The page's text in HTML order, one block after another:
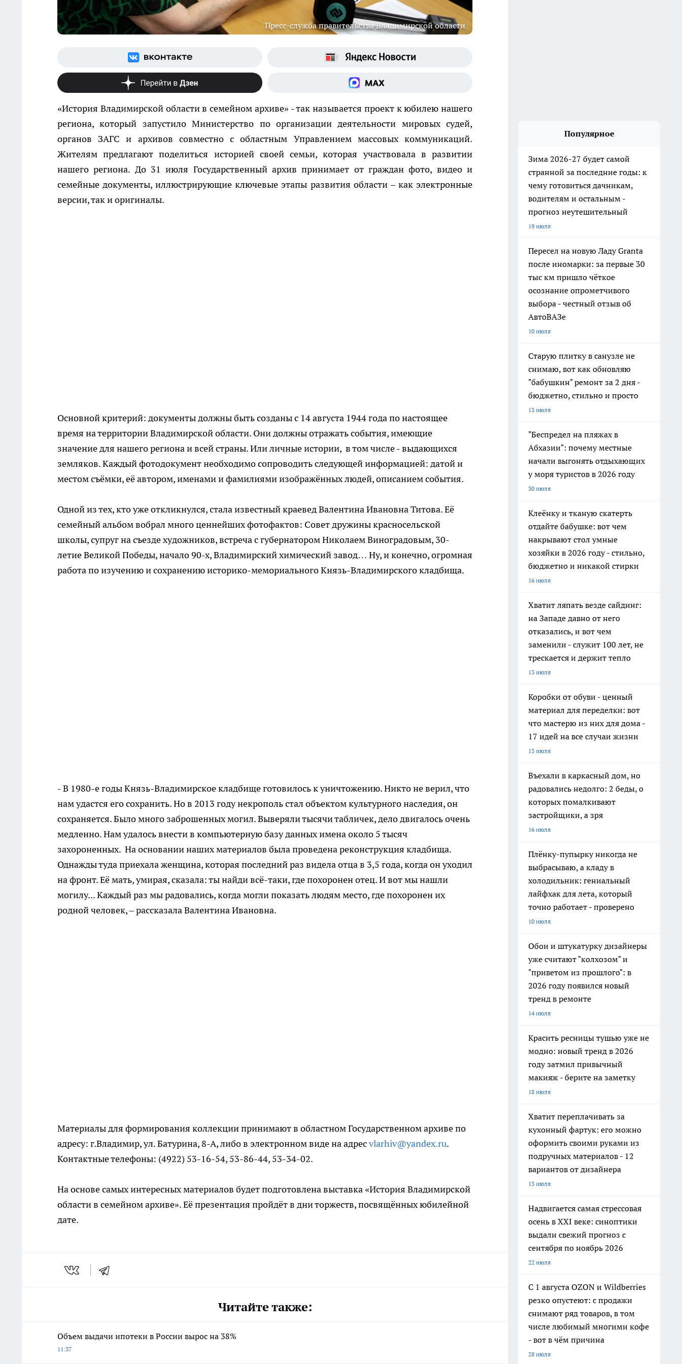
Пресс-служба правительства Владимирской области
«История Владимирской области в семейном архиве» - так называется проект к юбилею нашего
региона, который запустило Министерство по организации деятельности мировых судей,
органов ЗАГС и архивов совместно с областным Управлением массовых коммуникаций.
Жителям предлагают поделиться историей своей семьи, которая участвовала в развитии
нашего региона. До 31 июля Государственный архив принимает от граждан фото, видео и
семейные документы, иллюстрирующие ключевые этапы развития области – как электронные
версии, так и оригиналы.
Основной критерий: документы должны быть созданы с 14 августа 1944 года по настоящее
время на территории Владимирской области. Они должны отражать события, имеющие
значение для нашего региона и всей страны. Или личные истории, в том числе - выдающихся
земляков. Каждый фотодокумент необходимо сопроводить следующей информацией: датой и
местом съёмки, её автором, именами и фамилиями изображённых людей, описанием события.
Одной из тех, кто уже откликнулся, стала известный краевед Валентина Ивановна Титова. Её
семейный альбом вобрал много ценнейших фотофактов: Совет дружины красносельской
школы, супруг на съезде художников, встреча с губернатором Николаем Виноградовым, 30-
летие Великой Победы, начало 90-х, Владимирский химический завод… Ну, и конечно, огромная
работа по изучению и сохранению историко-мемориального Князь-Владимирского кладбища.
- В 1980-е годы Князь-Владимирское кладбище готовилось к уничтожению. Никто не верил, что
нам удастся его сохранить. Но в 2013 году некрополь стал объектом культурного наследия, он
сохраняется. Было много заброшенных могил. Выверяли тысячи табличек, дело двигалось очень
медленно. Нам удалось внести в компьютерную базу данных имена около 5 тысяч
захороненных. На основании наших материалов была проведена реконструкция кладбища.
Однажды туда приехала женщина, которая последний раз видела отца в 3,5 года, когда он уходил
на фронт. Её мать, умирая, сказала: ты найди всё-таки, где похоронен отец. И вот мы нашли
могилу... Каждый раз мы радовались, когда могли показать людям место, где похоронен их
родной человек, – рассказала Валентина Ивановна.
Материалы для формирования коллекции принимают в областном Государственном архиве по
адресу: г.Владимир, ул. Батурина, 8-А, либо в электронном виде на адресvlarhiv@yandex.ru.
Контактные телефоны: (4922) 53-16-54, 53-86-44, 53-34-02.
На основе самых интересных материалов будет подготовлена выставка «История Владимирской
области в семейном архиве». Её презентация пройдёт в дни торжеств, посвящённых юбилейной
дате.
Читайте также:
Объем выдачи ипотеки в России вырос на 38%
11:37
Популярное
Зима 2026-27 будет самой
странной за последние годы: к
чему готовиться дачникам,
водителям и остальным -
прогноз неутешительный
19 июля
Пересел на новую Ладу Granta
после иномарки: за первые 30
тыс км пришло чёткое
осознание опрометчивого
выбора - честный отзыв об
АвтоВАЗе
10 июля
Старую плитку в санузле не
снимаю, вот как обновляю
"бабушкин" ремонт за 2 дня -
бюджетно, стильно и просто
13 июля
"Беспредел на пляжах в
Абхазии": почему местные
начали выгонять отдыхающих
у моря туристов в 2026 году
30 июля
Клеёнку и тканую скатерть
отдайте бабушке: вот чем
накрывают стол умные
хозяйки в 2026 году - стильно,
бюджетно и никакой стирки
16 июля
Хватит ляпать везде сайдинг:
на Западе давно от него
отказались, и вот чем
заменили - служит 100 лет, не
трескается и держит тепло
13 июля
Коробки от обуви - ценный
материал для переделки: вот
что мастерю из них для дома -
17 идей на все случаи жизни
13 июля
Въехали в каркасный дом, но
радовались недолго: 2 беды, о
которых помалкивают
застройщики, а зря
16 июля
Плёнку-пупырку никогда не
выбрасываю, а кладу в
холодильник: гениальный
лайфхак для лета, который
точно работает - проверено
10 июля
Обои и штукатурку дизайнеры
уже считают "колхозом" и
"приветом из прошлого": в
2026 году появился новый
тренд в ремонте
14 июля
Красить ресницы тушью уже не
модно: новый тренд в 2026
году затмил привычный
макияж - берите на заметку
18 июля
Хватит переплачивать за
кухонный фартук: его можно
оформить своими руками из
подручных материалов - 12
вариантов от дизайнера
13 июля
Надвигается самая стрессовая
осень в XXI веке: синоптики
выдали свежий прогноз с
сентября по ноябрь 2026
22 июля
С 1 августа OZON и Wildberries
резко опустеют: с продажи
снимают ряд товаров, в том
числе любимый многими кофе
- вот в чём причина
28 июля